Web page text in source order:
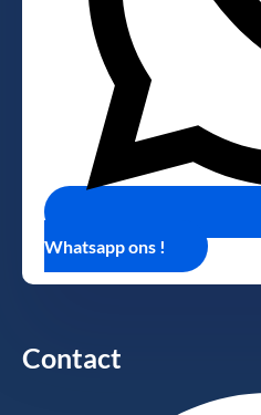
Whatsapp ons !
Contact